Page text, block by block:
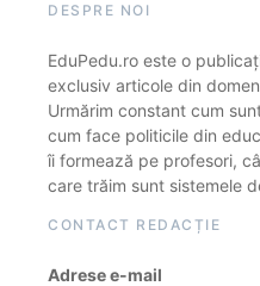
DESPRE NOI
EduPedu.ro este o
exclusiv articole din
Urmărim constant cum
cum face politicile din
îi formează pe profesori,
care trăim sunt sistemele
CONTACT REDACȚIE
Adrese e-mail